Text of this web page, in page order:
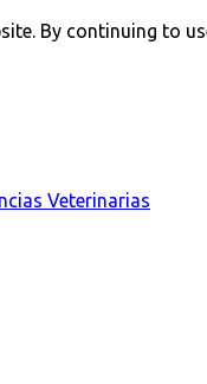
By continuing to